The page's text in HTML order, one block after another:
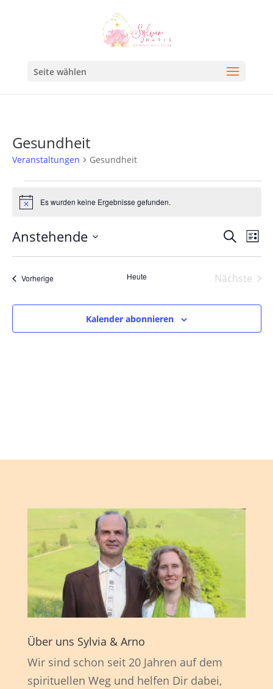
Seite wählen
Gesundheit
Veranstaltungen Gesundheit
HinweisEs wurden keine Ergebnisse gefunden.
Suche
und
SucheListe
Anstehende
Datum
wählen.
VorherigeVeranstaltungen Heute
Nächste
Kalender abonnieren
Über uns Sylvia & Arno
Wir sind schon seit 20 Jahren auf dem
spirituellen Weg und helfen Dir dabei,